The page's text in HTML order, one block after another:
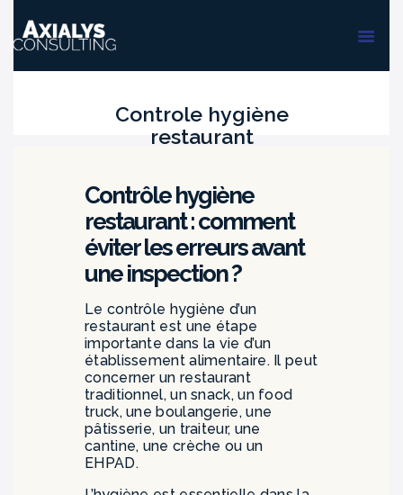
Controle hygiène
restaurant
FORMATIONS
Contrôle hygiène
restaurant : comment
éviter les erreurs avant
une inspection ?
Le contrôle hygiène d’un
restaurant est une étape
importante dans la vie d’un
établissement alimentaire. Il peut
concerner un restaurant
traditionnel, un snack, un food
truck, une boulangerie, une
pâtisserie, un traiteur, une
cantine, une crèche ou un
EHPAD.